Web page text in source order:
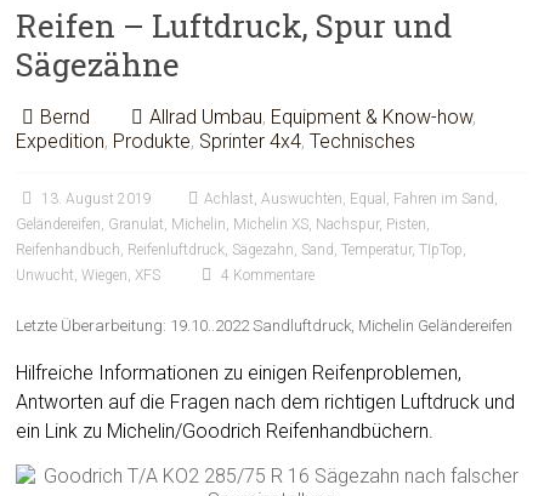
Reifen – Luftdruck, Spur und
Sägezähne
Bernd Allrad Umbau, Equipment & Know-how,
Expedition, Produkte, Sprinter 4x4,Technisches
13. August 2019 Achlast,Auswuchten, Equal , Fahren im Sand ,
Geländereifen, Granulat, Michelin, Michelin XS, Nachspur, Pisten,
Reifenhandbuch, Reifenluftdruck, Sägezahn, Sand ,Temperatur,TIpTop,
Unwucht,Wiegen,XFS 4 Kommentare
Letzte Überarbeitung: 19.10..2022 Sandluftdruck, Michelin Geländereifen
Hilfreiche Informationen zu einigen Reifenproblemen,
Antworten auf die Fragen nach dem richtigen Luftdruck und
ein Link zu Michelin/Goodrich Reifenhandbüchern.